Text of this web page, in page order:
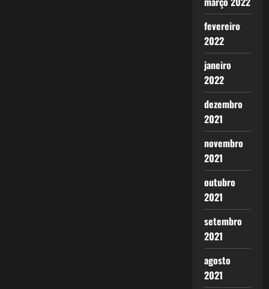
fevereiro
2022
janeiro
2022
dezembro
2021
novembro
2021
outubro
2021
setembro
2021
agosto
2021